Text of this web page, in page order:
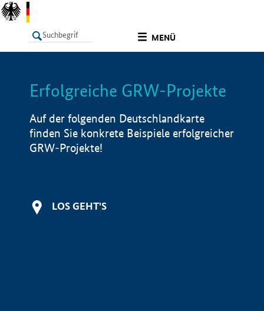
MENÜ
LISTE Info
Erfolgreiche GRW-Projekte
Auf der folgenden Deutschlandkarte
finden Sie konkrete Beispiele erfolgreicher
GRW-Projekte!
LOS GEHT'S